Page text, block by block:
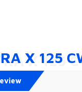
X 125